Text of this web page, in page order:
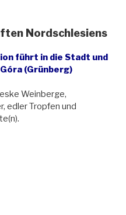
Nordschlesiens
führt in die Stadt und
(Grünberg)
Weinberge,
edler Tropfen und